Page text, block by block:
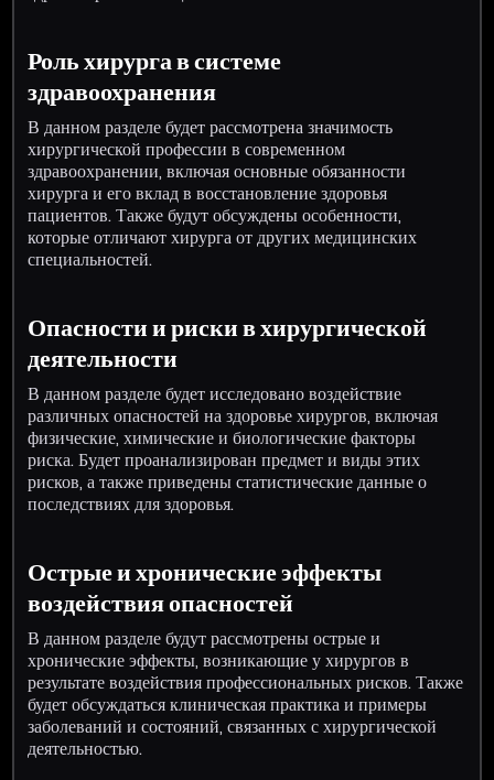
Роль хирурга в системе
здравоохранения
В данном разделе будет рассмотрена значимость
хирургической профессии в современном
здравоохранении, включая основные обязанности
хирурга и его вклад в восстановление здоровья
пациентов. Также будут обсуждены особенности,
которые отличают хирурга от других медицинских
специальностей.
Опасности и риски в хирургической
деятельности
В данном разделе будет исследовано воздействие
различных опасностей на здоровье хирургов, включая
физические, химические и биологические факторы
риска. Будет проанализирован предмет и виды этих
рисков, а также приведены статистические данные о
последствиях для здоровья.
Острые и хронические эффекты
воздействия опасностей
В данном разделе будут рассмотрены острые и
хронические эффекты, возникающие у хирургов в
результате воздействия профессиональных рисков. Также
будет обсуждаться клиническая практика и примеры
заболеваний и состояний, связанных с хирургической
деятельностью.